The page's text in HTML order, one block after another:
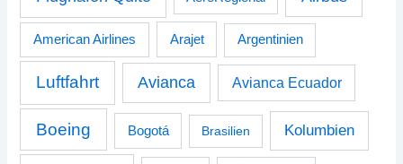
American Airlines Arajet Argentinien
Luftfahrt Avianca Avianca Ecuador
Boeing Bogotá Brasilien Kolumbien